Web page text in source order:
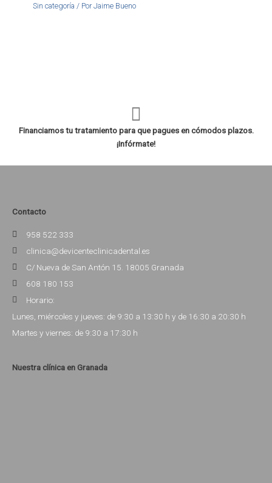
Sin categoría / PorJaime Bueno
Financiamos tu tratamiento para que pagues en cómodos plazos.
¡Infórmate!
Contacto
958 522 333
clinica@devicenteclinicadental.es
C/ Nueva de San Antón 15. 18005 Granada
608 180 153
Horario:
Lunes, miércoles y jueves: de 9:30 a 13:30 h y de 16:30 a 20:30 h
Martes y viernes: de 9:30 a 17:30 h
Nuestra clínica en Granada